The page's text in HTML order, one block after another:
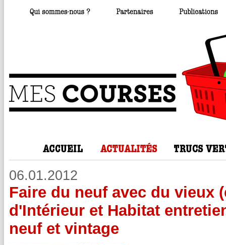
06.01.2012
Faire du neuf avec du vieux
d'Intérieur et Habitat
neuf et vintage